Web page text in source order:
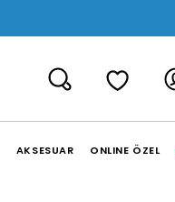
AKSESUAR ONLINE ÖZEL